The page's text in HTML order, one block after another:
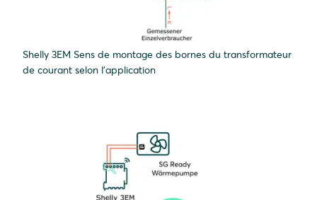
Shelly 3EM Sens de montage des bornes du transformateur
de courant selon l'application